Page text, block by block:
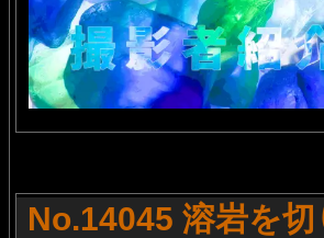
No.14045 溶岩を